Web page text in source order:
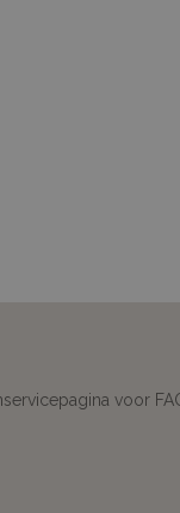
voor